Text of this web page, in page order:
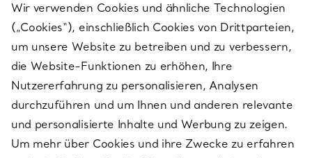
SERVICES
ÜBER TIFFANY & CO.
RECHTLICHE HINWEISE
Wir verwenden Cookies und ähnliche Technologien
(„Cookies“), einschließlich Cookies von Drittparteien,
um unsere Website zu betreiben und zu verbessern,
die Website-Funktionen zu erhöhen, Ihre
Nutzererfahrung zu personalisieren, Analysen
durchzuführen und um Ihnen und anderen relevante
und personalisierte Inhalte und Werbung zu zeigen.
Um mehr über Cookies und ihre Zwecke zu erfahren